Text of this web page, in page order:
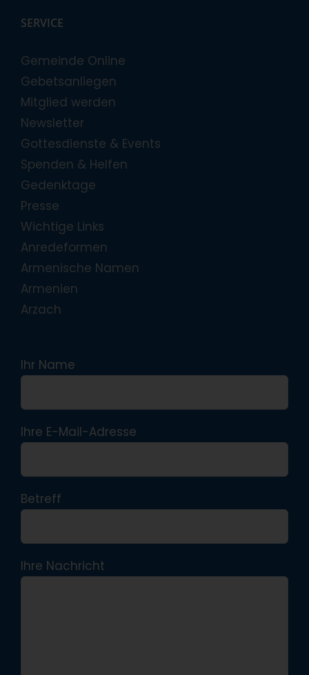
SERVICE
Gemeinde Online
Gebetsanliegen
Mitglied werden
Newsletter
Gottesdienste & Events
Spenden & Helfen
Gedenktage
Presse
Wichtige Links
Anredeformen
Armenische Namen
Armenien
Arzach
Ihr Name
Ihre E-Mail-Adresse
Betreff
Ihre Nachricht